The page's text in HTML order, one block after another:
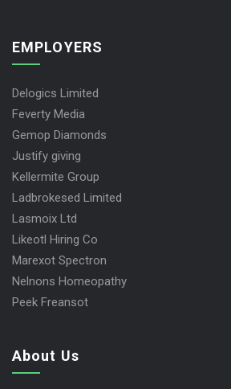
EMPLOYERS
Delogics Limited
Feverty Media
Gemop Diamonds
Justify giving
Kellermite Group
Ladbrokesed Limited
Lasmoix Ltd
Likeotl Hiring Co
Marexot Spectron
Nelnons Homeopathy
About Us